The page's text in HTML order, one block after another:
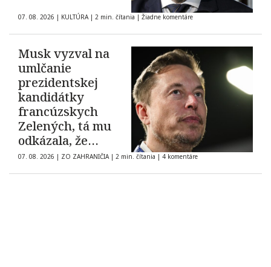
07. 08. 2026 | KULTÚRA | 2 min. čítania | Žiadne komentáre
Musk vyzval na
umlčanie
prezidentskej
kandidátky
francúzskych
Zelených, tá mu
odkázala, že
demokracia nie je
na predaj
07. 08. 2026 | ZO ZAHRANIČIA | 2 min. čítania | 4 komentáre